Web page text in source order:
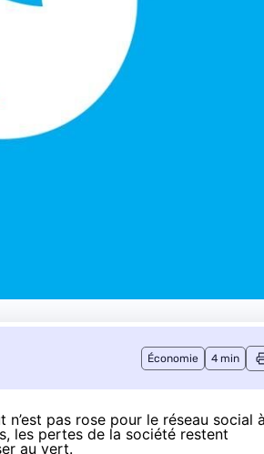
Économie 4 min
pas rose pour le réseau social
les pertes de la société restent
au vert.